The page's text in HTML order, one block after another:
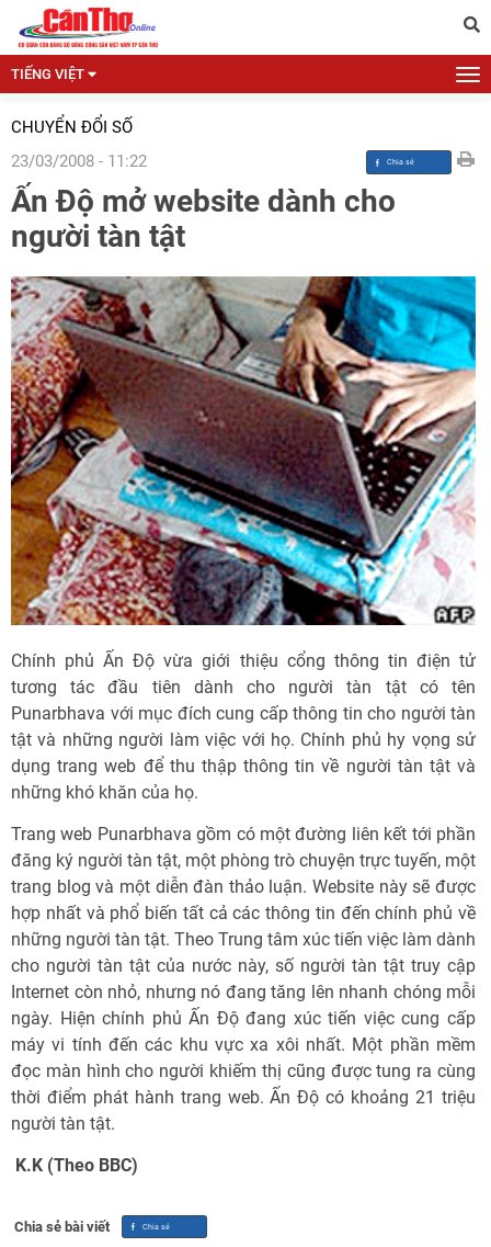
TIẾNG VIỆT
CHUYỂN ĐỔI SỐ
23/03/2008 - 11:22
Ấn Độ mở website dành cho
người tàn tật
Chính phủ Ấn Độ vừa giới thiệu cổng thông tin điện tử
tương tác đầu tiên dành cho người tàn tật có tên
Punarbhava với mục đích cung cấp thông tin cho người tàn
tật và những người làm việc với họ. Chính phủ hy vọng sử
dụng trang web để thu thập thông tin về người tàn tật và
những khó khăn của họ.
Trang web Punarbhava gồm có một đường liên kết tới phần
đăng ký người tàn tật, một phòng trò chuyện trực tuyến, một
trang blog và một diễn đàn thảo luận. Website này sẽ được
hợp nhất và phổ biến tất cả các thông tin đến chính phủ về
những người tàn tật. Theo Trung tâm xúc tiến việc làm dành
cho người tàn tật của nước này, số người tàn tật truy cập
Internet còn nhỏ, nhưng nó đang tăng lên nhanh chóng mỗi
ngày. Hiện chính phủ Ấn Độ đang xúc tiến việc cung cấp
máy vi tính đến các khu vực xa xôi nhất. Một phần mềm
đọc màn hình cho người khiếm thị cũng được tung ra cùng
thời điểm phát hành trang web. Ấn Độ có khoảng 21 triệu
người tàn tật.
 K.K (Theo BBC)
Chia sẻ bài viết